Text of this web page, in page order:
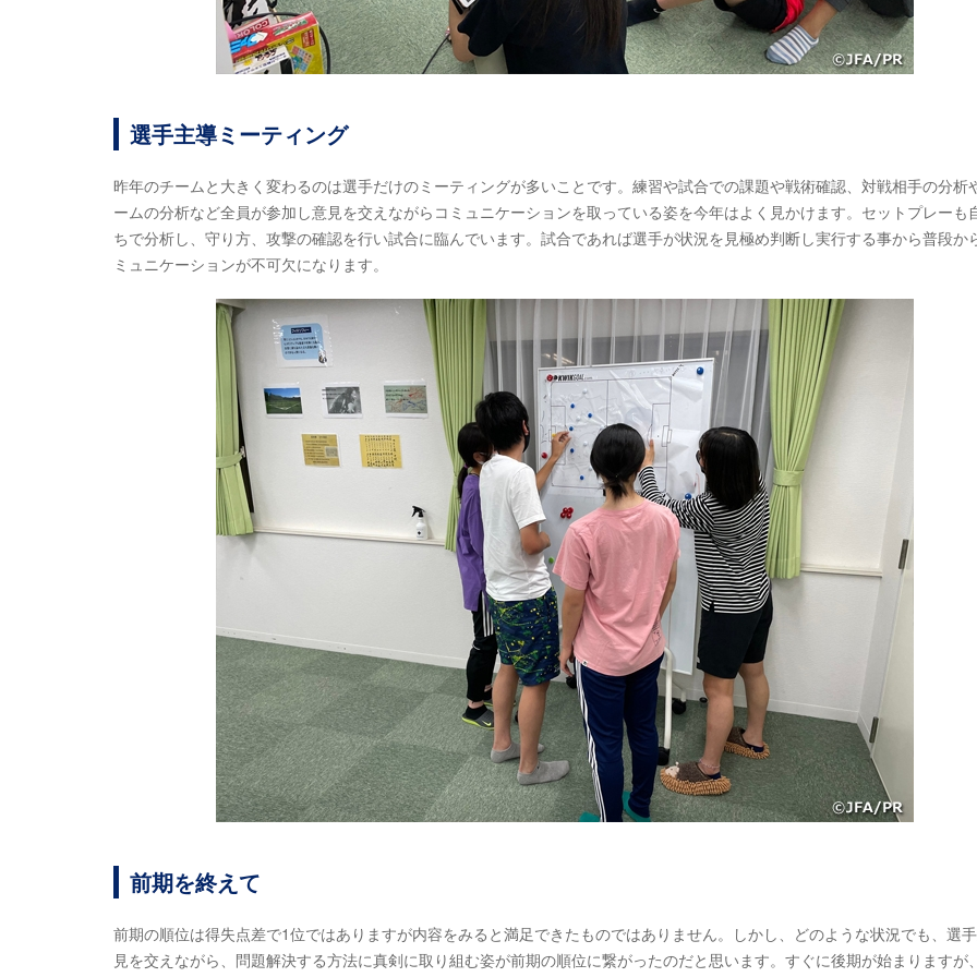
選手主導ミーティング
昨年のチームと大きく変わるのは選手だけのミーティングが多いことです。練習や試合での課題や戦術確認、対戦相手の分析
ームの分析など全員が参加し意見を交えながらコミュニケーションを取っている姿を今年はよく見かけます。セットプレーも
ちで分析し、守り方、攻撃の確認を行い試合に臨んでいます。試合であれば選手が状況を見極め判断し実行する事から普段か
ミュニケーションが不可欠になります。
前期を終えて
前期の順位は得失点差で1位ではありますが内容をみると満足できたものではありません。しかし、どのような状況でも、選
見を交えながら、問題解決する方法に真剣に取り組む姿が前期の順位に繋がったのだと思います。すぐに後期が始まりますが